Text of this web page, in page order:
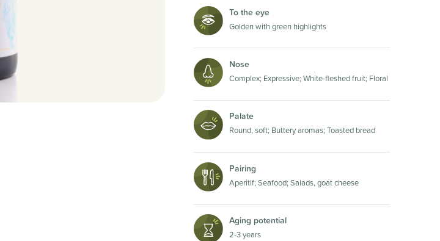
To the eye
Golden with green highlights
Nose
Complex; Expressive; White-fleshed fruit; Floral
Palate
Round, soft; Buttery aromas; Toasted bread
Pairing
Aperitif; Seafood; Salads, goat cheese
Aging potential
2-3 years